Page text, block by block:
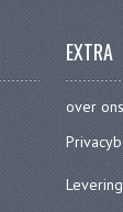
EXTRA
over ons